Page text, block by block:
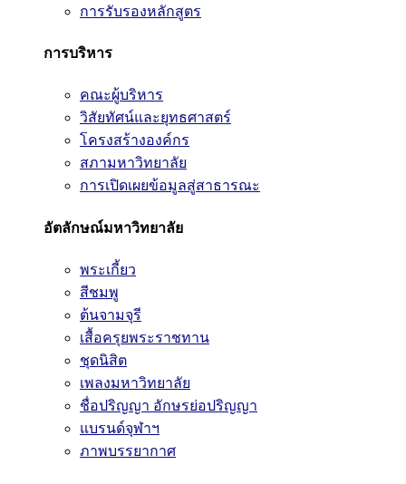
การรับรองหลักสูตร
การบริหาร
คณะผู้บริหาร
วิสัยทัศน์และยุทธศาสตร์
โครงสร้างองค์กร
สภามหาวิทยาลัย
การเปิดเผยข้อมูลสู่สาธารณะ
อัตลักษณ์มหาวิทยาลัย
พระเกี้ยว
สีชมพู
ต้นจามจุรี
เสื้อครุยพระราชทาน
ชุดนิสิต
เพลงมหาวิทยาลัย
ชื่อปริญญา อักษรย่อปริญญา
แบรนด์จุฬาฯ
ภาพบรรยากาศ